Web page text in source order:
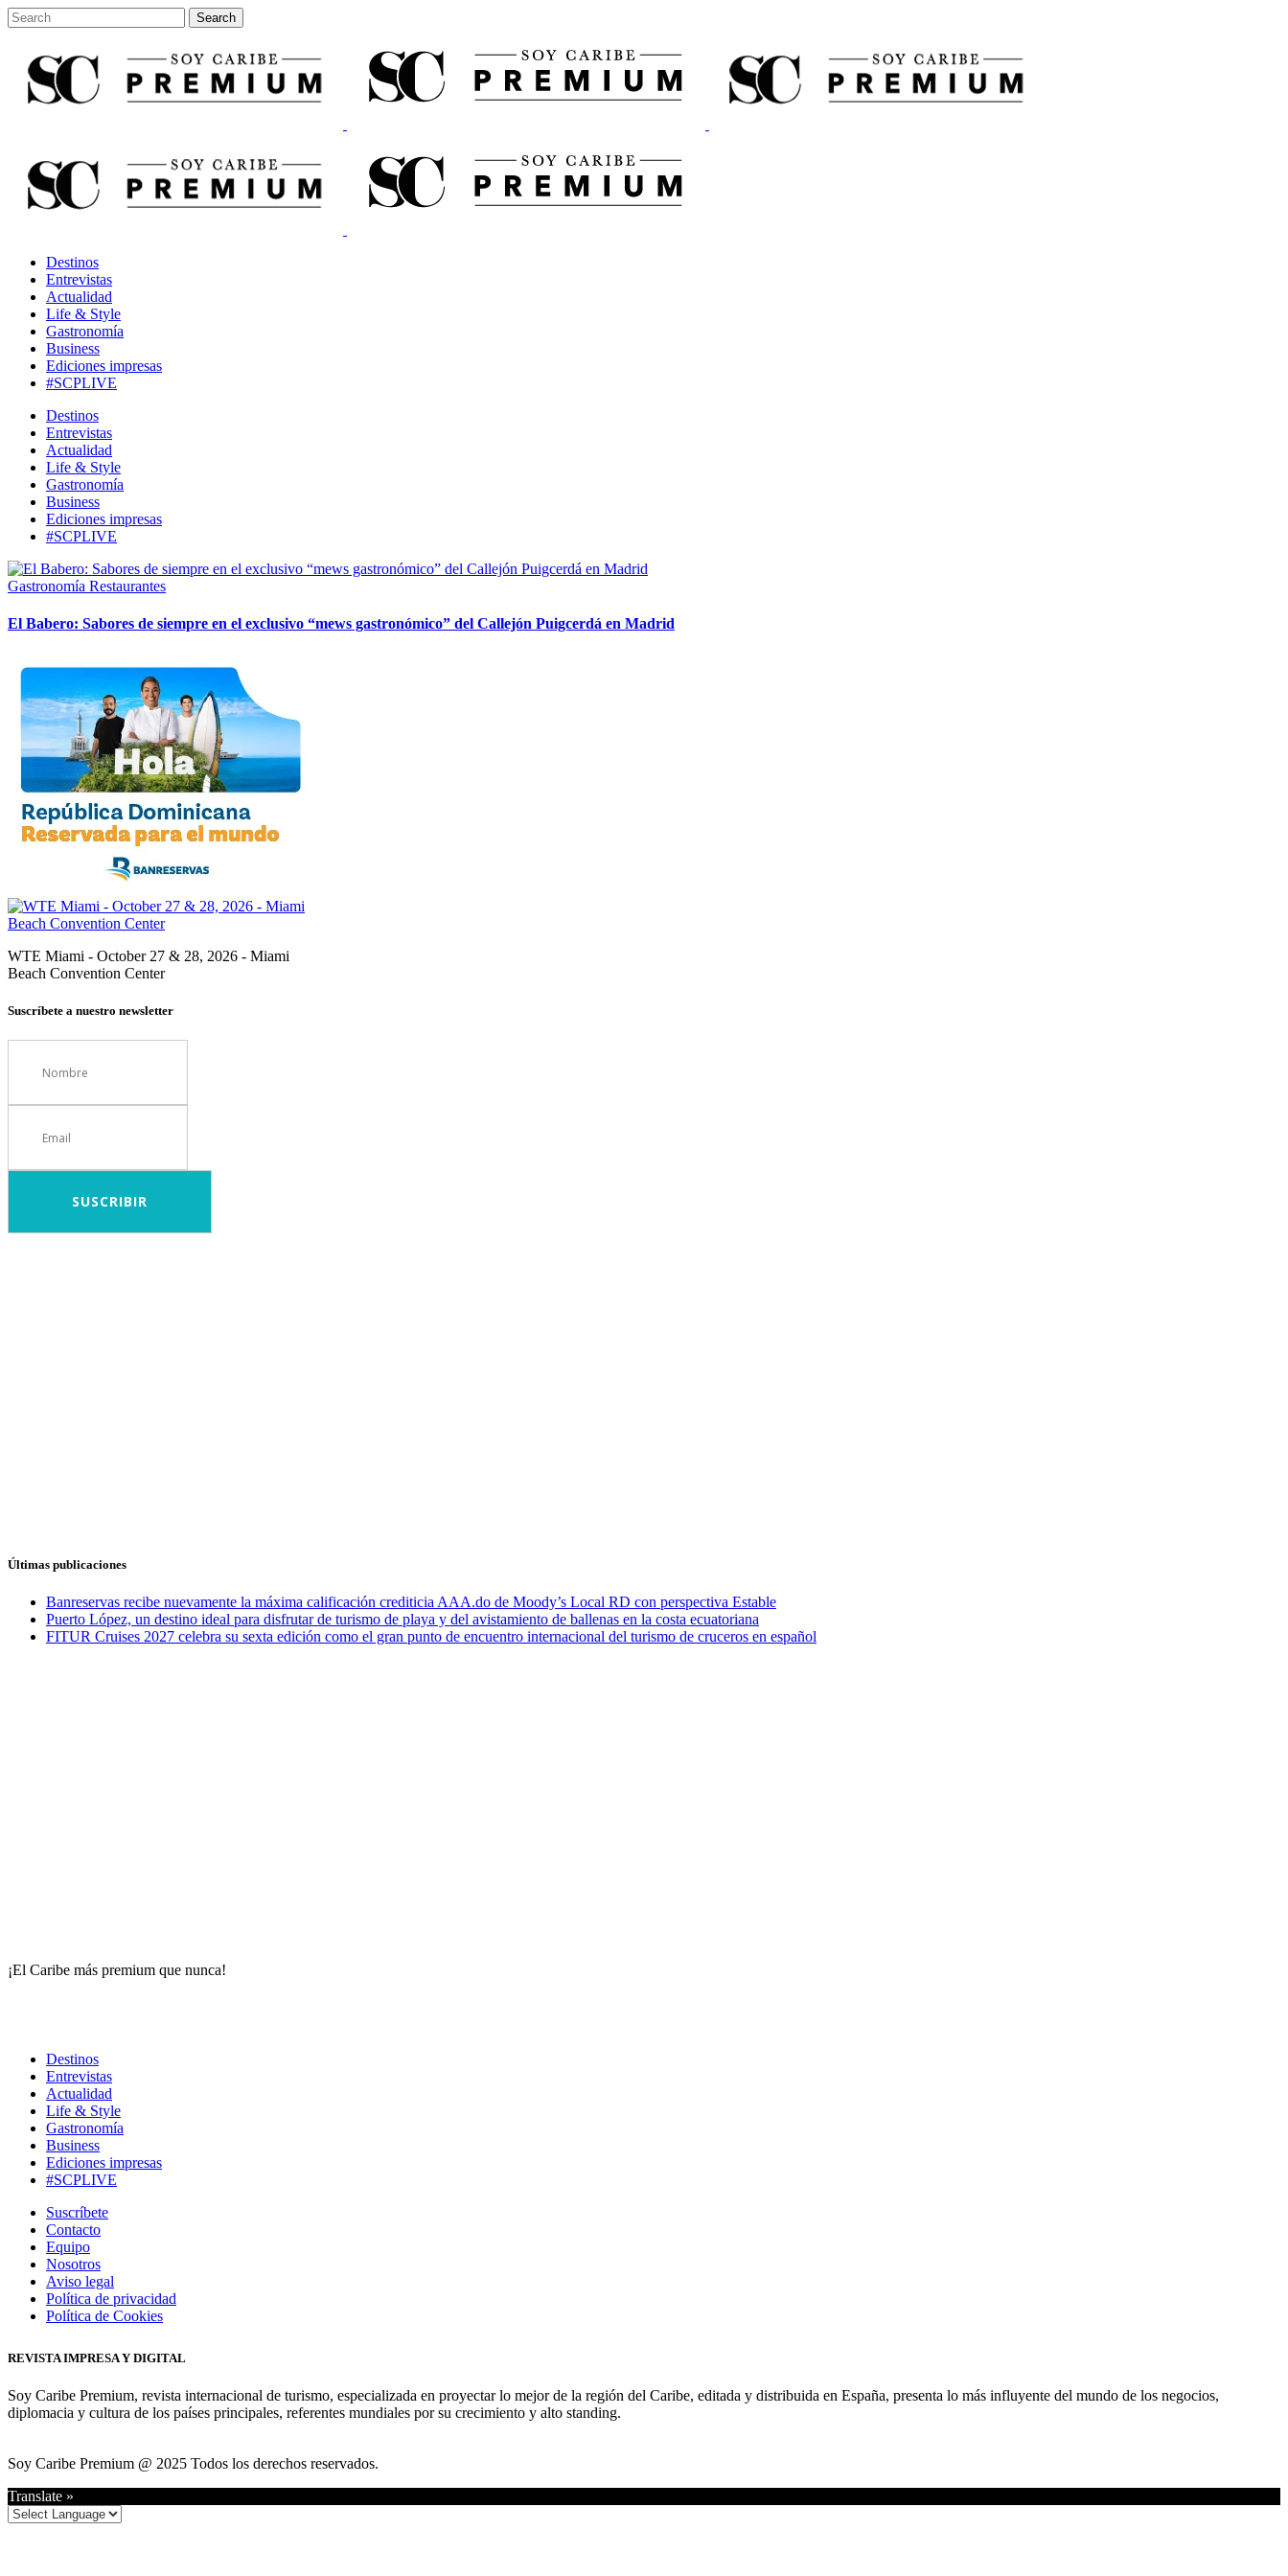
Destinos
Entrevistas
Actualidad
Life & Style
Gastronomía
Business
Ediciones impresas
#SCPLIVE
Destinos
Entrevistas
Actualidad
Life & Style
Gastronomía
Business
Ediciones impresas
#SCPLIVE
Gastronomía Restaurantes
El Babero: Sabores de siempre en el exclusivo “mews gastronómico” del Callejón Puigcerdá en Madrid
WTE Miami - October 27 & 28, 2026 - Miami
Beach Convention Center
Suscríbete a nuestro newsletter
Últimas publicaciones
Banreservas recibe nuevamente la máxima calificación crediticia AAA.do de Moody’s Local RD con perspectiva Estable
Puerto López, un destino ideal para disfrutar de turismo de playa y del avistamiento de ballenas en la costa ecuatoriana
FITUR Cruises 2027 celebra su sexta edición como el gran punto de encuentro internacional del turismo de cruceros en español
¡El Caribe más premium que nunca!
Destinos
Entrevistas
Actualidad
Life & Style
Gastronomía
Business
Ediciones impresas
#SCPLIVE
Suscríbete
Contacto
Equipo
Nosotros
Aviso legal
Política de privacidad
Política de Cookies
REVISTA IMPRESA Y DIGITAL
Soy Caribe Premium, revista internacional de turismo, especializada en proyectar lo mejor de la región del Caribe, editada y distribuida en España, presenta lo más influyente del mundo de los negocios,
diplomacia y cultura de los países principales, referentes mundiales por su crecimiento y alto standing.
Soy Caribe Premium @ 2025 Todos los derechos reservados.
Translate »